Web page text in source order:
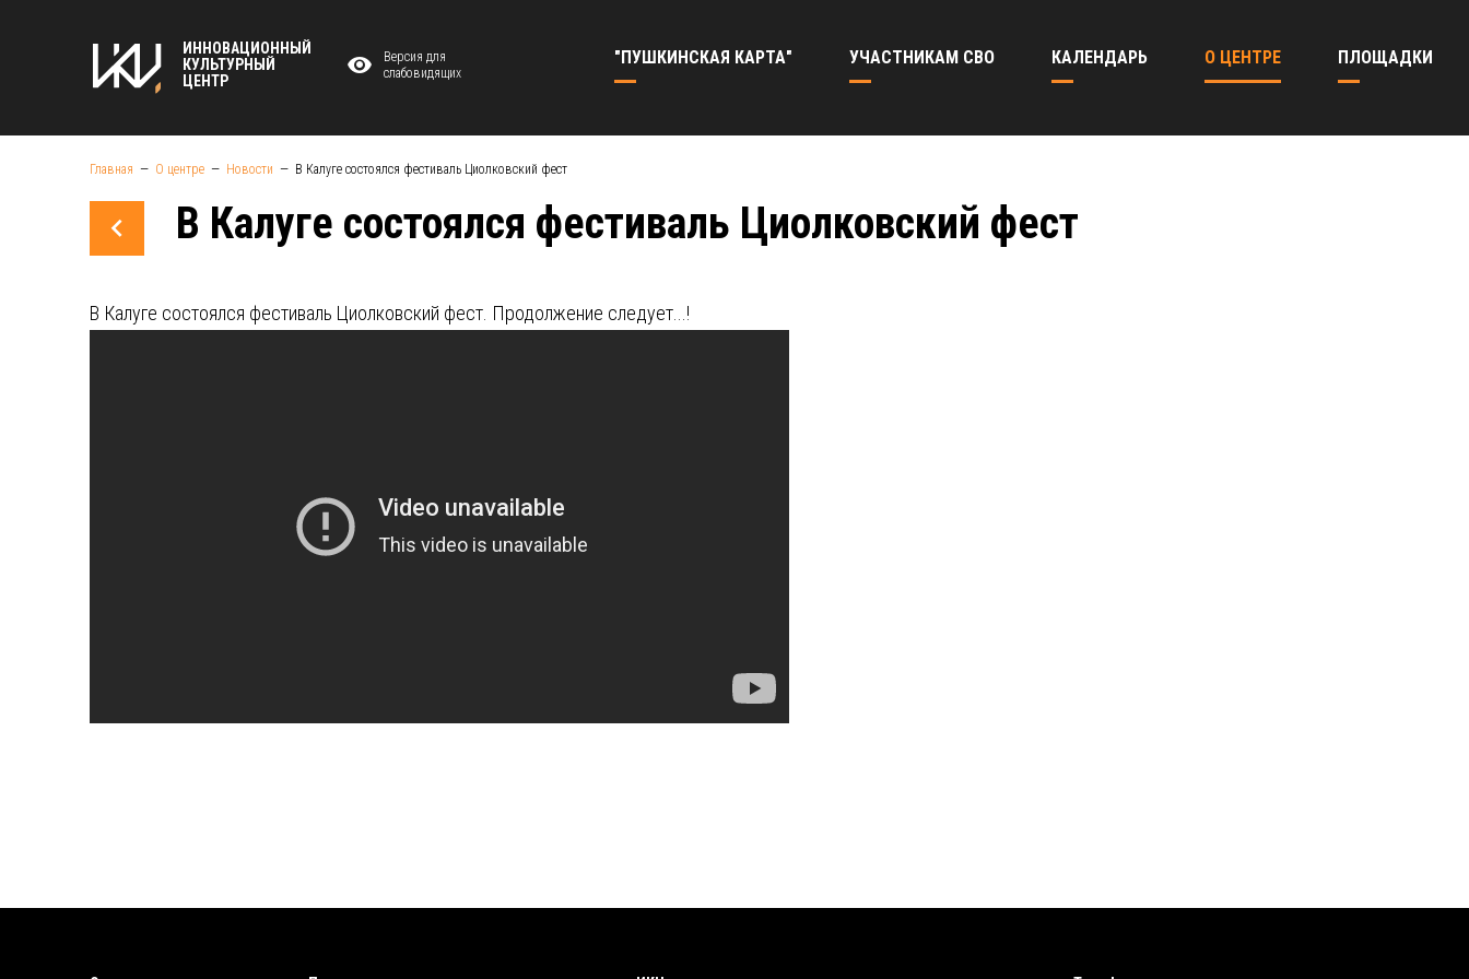
ИННОВАЦИОННЫЙ
КУЛЬТУРНЫЙ
ЦЕНТР
Версия для
слабовидящих
"ПУШКИНСКАЯ КАРТА" УЧАСТНИКАМ СВО КАЛЕНДАРЬ О ЦЕНТРЕ ПЛОЩАДКИ
Главная О центре Новости В Калуге состоялся фестиваль Циолковский фест
В Калуге состоялся фестиваль Циолковский фест
В Калуге состоялся фестиваль Циолковский фест. Продолжение следует...!